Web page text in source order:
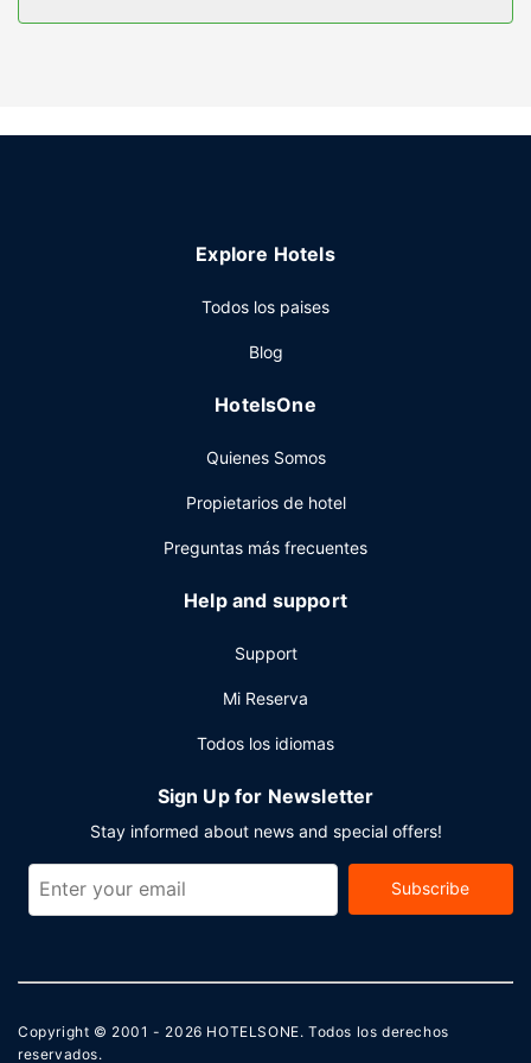
Internet wifi gratis, servicios de conserjería y un salón de
disposición para comer algo. Qué mejor forma de acabar
desayuno bufé todos los días de 06:30 a 09:30 con un
Tendrás un centro de negocios, tintorería y un servicio de
aparcamiento sin asistencia gratuito disponible.
Explore Hotels
Todos los paises
Blog
HotelsOne
Quienes Somos
Propietarios de hotel
Preguntas más frecuentes
Help and support
Support
Mi Reserva
Todos los idiomas
Sign Up for Newsletter
Stay informed about news and special offers!
Subscribe
Copyright © 2001 - 2026 HOTELSONE. Todos los derechos
reservados.